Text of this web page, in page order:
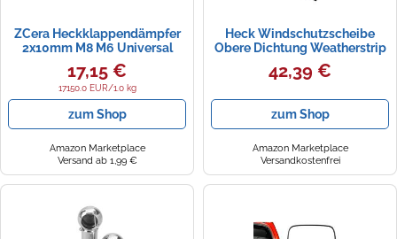
ZCera Heckklappendämpfer
2x10mm M8 M6 Universal
Stecker Ball Schraube Bolzen
Pin Mit Dichtung Mutter Für
Frühling Lift Unterstützt
Gasfeder Dämpfer
Heckklappe(M6)
17,15 €
17150.0 EUR/1.0 kg
zum Shop
Amazon Marketplace
Versand ab 1,99 €
Heck Windschutzscheibe
Obere Dichtung Weatherstrip
51317061970 Gummi -
Heckklappe Obere
E90 335xi Limousine E92
42,39 €
zum Shop
Amazon Marketplace
Versandkostenfrei